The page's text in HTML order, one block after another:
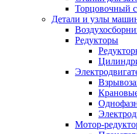
Торцовочный
Детали и узлы
Редукторы
Мотор-